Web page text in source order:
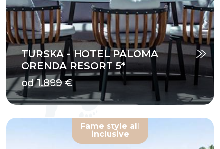
TURSKA - HOTEL PALOMA
ORENDA RESORT 5*
od 1.899 €
Fame style all
inclusive